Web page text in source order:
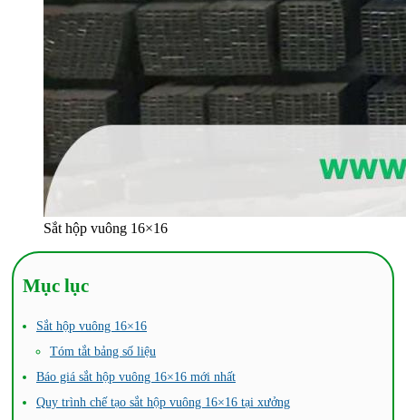
Sắt hộp vuông 16×16
Mục lục
Sắt hộp vuông 16×16
Tóm tắt bảng số liệu
Báo giá sắt hộp vuông 16×16 mới nhất
Quy trình chế tạo sắt hộp vuông 16×16 tại xưởng